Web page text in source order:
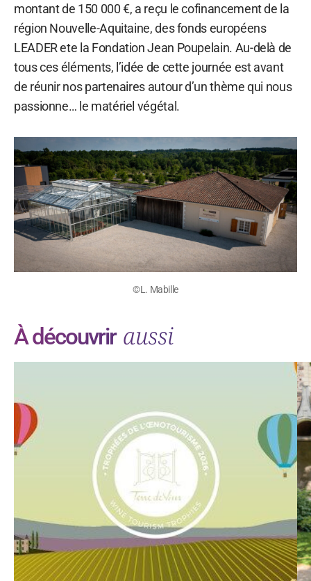
montant de 150 000 €, a reçu le cofinancement de la
région Nouvelle-Aquitaine, des fonds européens
LEADER ete la Fondation Jean Poupelain. Au-delà de
tous ces éléments, l’idée de cette journée est avant
de réunir nos partenaires autour d’un thème qui nous
passionne… le matériel végétal.
©L. Mabille
À découvrir aussi